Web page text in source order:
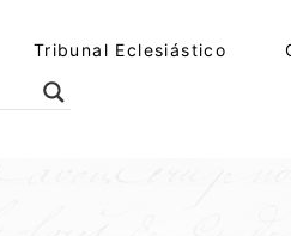
Tribunal Eclesiástico